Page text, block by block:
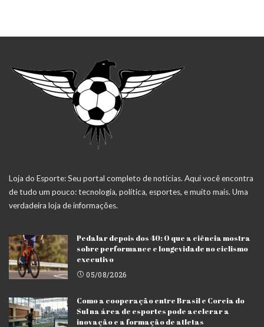
Loja do Esporte: Seu portal completo de notícias. Aqui você encontra
de tudo um pouco: tecnologia, política, esportes, e muito mais. Uma
verdadeira loja de informações.
Pedalar depois dos 40: O que a ciência mostra
sobre performance e longevidade no ciclismo
executivo
05/08/2026
Como a cooperação entre Brasil e Coreia do
Sul na área de esportes pode acelerar a
inovação e a formação de atletas